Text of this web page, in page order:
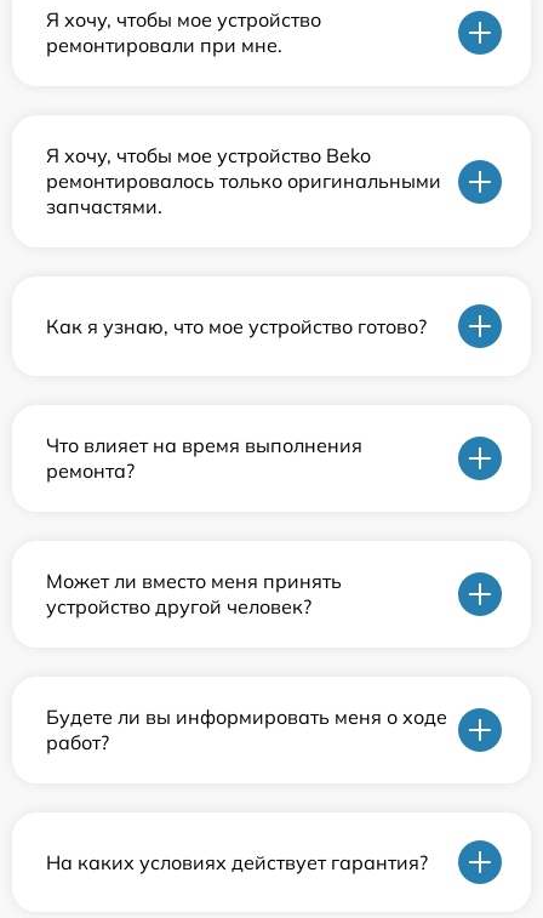
Я хочу, чтобы мое устройство
ремонтировали при мне.
Я хочу, чтобы мое устройство Beko
ремонтировалось только оригинальными
запчастями.
Как я узнаю, что мое устройство готово?
Что влияет на время выполнения
ремонта?
Может ли вместо меня принять
устройство другой человек?
Будете ли вы информировать меня о ходе
работ?
На каких условиях действует гарантия?